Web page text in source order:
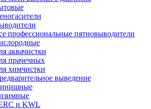
профессиональные пятновыводители
аквачистки
прачечных
химчистки
выведение
и KWL